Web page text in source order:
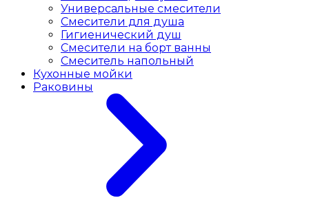
Универсальные смесители
Смесители для душа
Гигиенический душ
Смесители на борт ванны
Смеситель напольный
Кухонные мойки
Раковины